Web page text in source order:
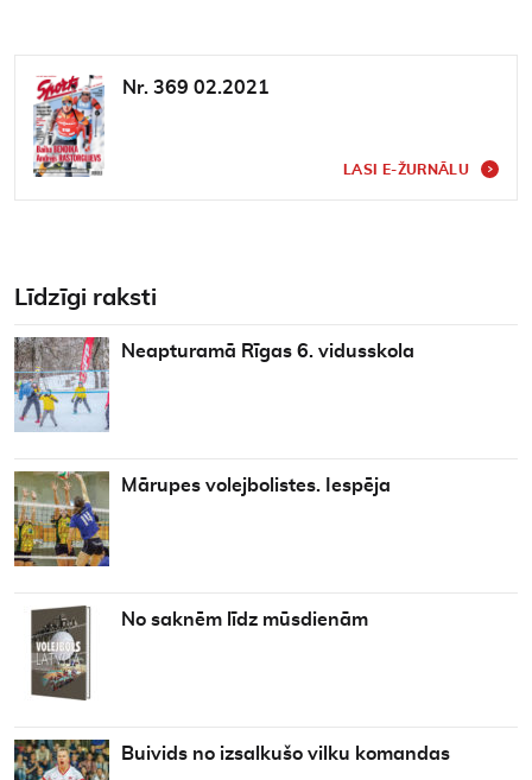
Nr. 369 02.2021
LASI E-ŽURNĀLU
Līdzīgi raksti
Neapturamā Rīgas 6. vidusskola
Mārupes volejbolistes. Iespēja
No saknēm līdz mūsdienām
Buivids no izsalkušo vilku komandas